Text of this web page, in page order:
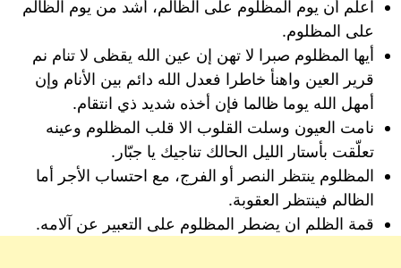
اعلم أن يوم المظلوم على الظالم، أشد من يوم الظالم
على المظلوم.
أيها المظلوم صبرا لا تهن إن عين الله يقظى لا تنام نم
قرير العين واهنأ خاطرا فعدل الله دائم بين الأنام وإن
أمهل الله يوما ظالما فإن أخذه شديد ذي انتقام.
نامت العيون وسلت القلوب الا قلب المظلوم وعينه
تعلّقت بأستار الليل الحالك تناجيك يا جبّار.
المظلوم ينتظر النصر أو الفرج، مع احتساب الأجر أما
الظالم فينتظر العقوبة.
قمة الظلم ان يضطر المظلوم على التعبير عن آلامه.